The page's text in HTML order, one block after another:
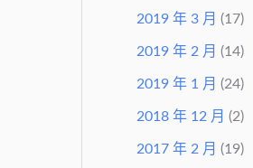
2019 年 3 月 (17)
2019 年 2 月 (14)
2019 年 1 月 (24)
2018 年 12 月 (2)
2017 年 2 月 (19)